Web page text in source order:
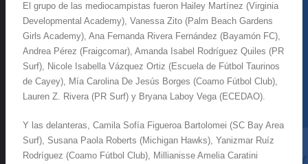
El grupo de las mediocampistas fueron Hailey Martínez (Virginia
Developmental Academy), Vanessa Zito (Palm Beach Gardens
Girls Academy), Ana Fernanda Rivera Fernández (Bayamón FC),
Andrea Pérez (Fraigcomar), Amanda Isabel Rodríguez Quiles (PR
Surf), Nicole Isabella Vázquez Ortiz (Escuela de Fútbol Taurinos
de Cayey), Mía Carolina De Jesús Borges (Coamo Fútbol Club),
Lauren Z. Rivera (PR Surf) y Bryana Laboy Vega (ECEDAO).
Y las delanteras, Camila Sofía Figueroa Bartolomei (SC Bay Area
Surf), Susana Paola Roberts (Michigan Hawks), Yanizmar Ruíz
Rodríguez (Coamo Fútbol Club), Millianisse Amelia Caratini